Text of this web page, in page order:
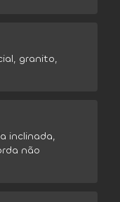
granito,
inclinada,
não